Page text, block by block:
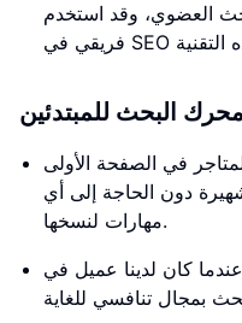
العضوي، وقد استخدم
البحث للمبتدئين
في الصفحة الأولى
دون الحاجة إلى أي
مهارات لنسخها.
التقنية قبل ٢ سنة عندما كان لدينا عميل في